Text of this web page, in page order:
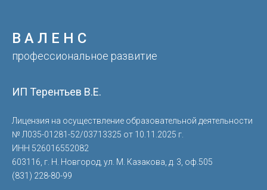
В А Л Е Н С
профессиональное развитие
ИП Терентьев В.Е.
Лицензия на осуществление образовательной деятельности
№ Л035-01281-52/03713325 от 10.11.2025 г.
ИНН 526016552082
603116, г. Н. Новгород, ул. М. Казакова, д. 3, оф.505
(831) 228-80-99